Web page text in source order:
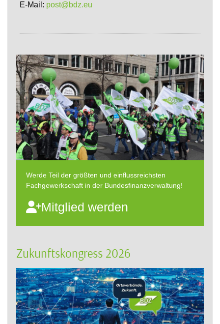
E-Mail: post@bdz.eu
Werde Teil der größten und einflussreichsten
Fachgewerkschaft in der Bundesfinanzverwaltung!
Mitglied werden
Zukunftskongress 2026